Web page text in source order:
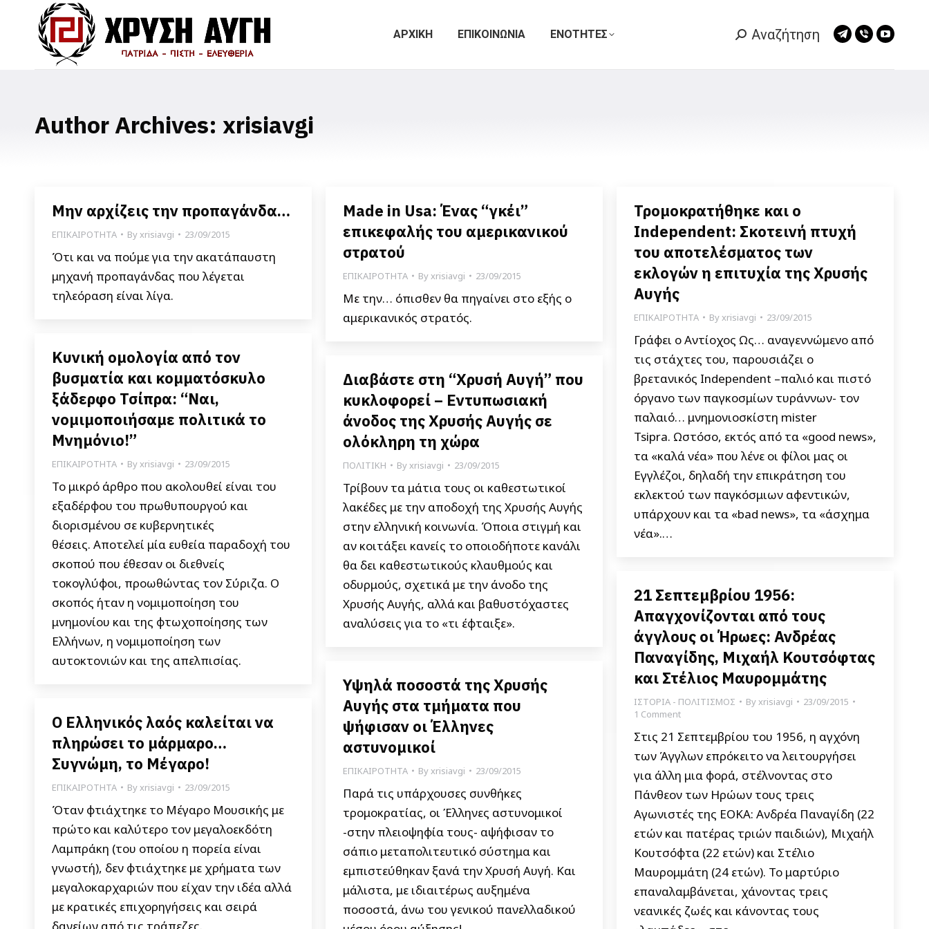
ΑΡΧΙΚΗ ΕΠΙΚΟΙΝΩΝΙΑ ΕΝΟΤΗΤΕΣ Search:
Αναζήτηση
Telegram
Viber
Author Archives: xrisiavgi
Μην αρχίζεις την προπαγάνδα…
ΕΠΙΚΑΙΡΟΤΗΤΑ Byxrisiavgi 23/09/2015
Ότι και να πούμε για την ακατάπαυστη
μηχανή προπαγάνδας που λέγεται
τηλεόραση είναι λίγα.
Made in Usa: Ένας “γκέι”
επικεφαλής του αμερικανικού
στρατού
ΕΠΙΚΑΙΡΟΤΗΤΑ Byxrisiavgi 23/09/2015
Με την… όπισθεν θα πηγαίνει στο εξής ο
αμερικανικός στρατός.
Τρομοκρατήθηκε και ο
Independent: Σκοτεινή πτυχή
του αποτελέσματος των
εκλογών η επιτυχία της Χρυσής
Αυγής
ΕΠΙΚΑΙΡΟΤΗΤΑ Byxrisiavgi 23/09/2015
Γράφει ο Αντίοχος Ως… αναγεννώμενο από
τις στάχτες του, παρουσιάζει ο
βρετανικός Independent –παλιό και πιστό
όργανο των παγκοσμίων τυράννων- τον
παλαιό… μνημονιοσκίστη mister
Tsipra. Ωστόσο, εκτός από τα «good news»,
τα «καλά νέα» που λένε οι φίλοι μας οι
Εγγλέζοι, δηλαδή την επικράτηση του
εκλεκτού των παγκόσμιων αφεντικών,
υπάρχουν και τα «bad news», τα «άσχημα
νέα».…
Κυνική ομολογία από τον
βυσματία και κομματόσκυλο
ξάδερφο Τσίπρα: “Ναι,
νομιμοποιήσαμε πολιτικά το
Μνημόνιο!”
ΕΠΙΚΑΙΡΟΤΗΤΑ Byxrisiavgi 23/09/2015
Το μικρό άρθρο που ακολουθεί είναι του
εξαδέρφου του πρωθυπουργού και
διορισμένου σε κυβερνητικές
θέσεις. Αποτελεί μία ευθεία παραδοχή του
σκοπού που έθεσαν οι διεθνείς
τοκογλύφοι, προωθώντας τον Σύριζα. Ο
σκοπός ήταν η νομιμοποίηση του
μνημονίου και της φτωχοποίησης των
Ελλήνων, η νομιμοποίηση των
αυτοκτονιών και της απελπισίας.
Διαβάστε στη “Χρυσή Αυγή” που
κυκλοφορεί – Εντυπωσιακή
άνοδος της Χρυσής Αυγής σε
ολόκληρη τη χώρα
ΠΟΛΙΤΙΚΗ Byxrisiavgi 23/09/2015
Τρίβουν τα μάτια τους οι καθεστωτικοί
λακέδες με την αποδοχή της Χρυσής Αυγής
στην ελληνική κοινωνία. Όποια στιγμή και
αν κοιτάξει κανείς το οποιοδήποτε κανάλι
θα δει καθεστωτικούς κλαυθμούς και
οδυρμούς, σχετικά με την άνοδο της
Χρυσής Αυγής, αλλά και βαθυστόχαστες
αναλύσεις για το «τι έφταιξε».
21 Σεπτεμβρίου 1956:
Απαγχονίζονται από τους
άγγλους οι Ήρωες: Ανδρέας
Παναγίδης, Μιχαήλ Κουτσόφτας
και Στέλιος Μαυρομμάτης
ΙΣΤΟΡΙΑ - ΠΟΛΙΤΙΣΜΟΣ Byxrisiavgi
23/09/2015
1 Comment
Στις 21 Σεπτεμβρίου του 1956, η αγχόνη
των Άγγλων επρόκειτο να λειτουργήσει
για άλλη μια φορά, στέλνοντας στο
Πάνθεον των Ηρώων τους τρεις
Αγωνιστές της ΕΟΚΑ: Ανδρέα Παναγίδη (22
ετών και πατέρας τριών παιδιών), Μιχαήλ
Κουτσόφτα (22 ετών) και Στέλιο
Μαυρομμάτη (24 ετών). Το μαρτύριο
επαναλαμβάνεται, χάνοντας τρεις
νεανικές ζωές και κάνοντας τους
Υψηλά ποσοστά της Χρυσής
Αυγής στα τμήματα που
ψήφισαν οι Έλληνες
αστυνομικοί
ΕΠΙΚΑΙΡΟΤΗΤΑ Byxrisiavgi 23/09/2015
Παρά τις υπάρχουσες συνθήκες
τρομοκρατίας, οι Έλληνες αστυνομικοί
-στην πλειοψηφία τους- αψήφισαν το
σάπιο μεταπολιτευτικό σύστημα και
εμπιστεύθηκαν ξανά την Χρυσή Αυγή. Και
μάλιστα, με ιδιαιτέρως αυξημένα
ποσοστά, άνω του γενικού πανελλαδικού
Ο Ελληνικός λαός καλείται να
πληρώσει το μάρμαρο…
Συγνώμη, το Μέγαρο!
ΕΠΙΚΑΙΡΟΤΗΤΑ Byxrisiavgi 23/09/2015
Όταν φτιάχτηκε το Μέγαρο Μουσικής με
πρώτο και καλύτερο τον μεγαλοεκδότη
Λαμπράκη (του οποίου η πορεία είναι
γνωστή), δεν φτιάχτηκε με χρήματα των
μεγαλοκαρχαριών που είχαν την ιδέα αλλά
με κρατικές επιχορηγήσεις και σειρά